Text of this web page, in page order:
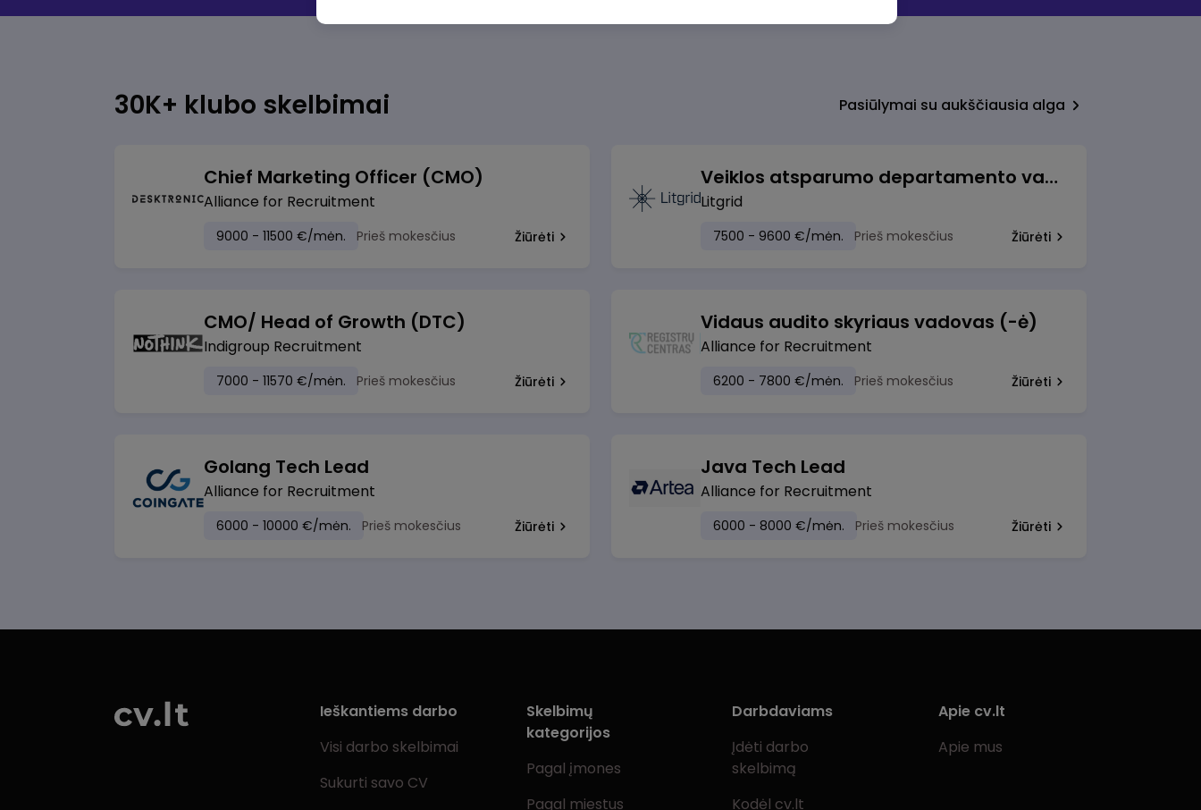
30K+ klubo skelbimai Pasiūlymai su aukščiausia alga
Chief Marketing Officer (CMO)
Alliance for Recruitment
9000 - 11500 €/mėn. Prieš mokesčius Žiūrėti
Veiklos atsparumo departamento vadovė (-as)
Litgrid
7500 - 9600 €/mėn. Prieš mokesčius Žiūrėti
CMO/ Head of Growth (DTC)
Indigroup Recruitment
7000 - 11570 €/mėn. Prieš mokesčius Žiūrėti
Vidaus audito skyriaus vadovas (-ė)
Alliance for Recruitment
6200 - 7800 €/mėn. Prieš mokesčius Žiūrėti
Golang Tech Lead
Alliance for Recruitment
6000 - 10000 €/mėn. Prieš mokesčius Žiūrėti
Java Tech Lead
Alliance for Recruitment
6000 - 8000 €/mėn. Prieš mokesčius Žiūrėti
Ieškantiems darbo
Visi darbo skelbimai
Sukurti savo CV
Skelbimų
kategorijos
Pagal įmones
Pagal miestus
Darbdaviams
Įdėti darbo
skelbimą
Kodėl cv.lt
Apie cv.lt
Apie mus